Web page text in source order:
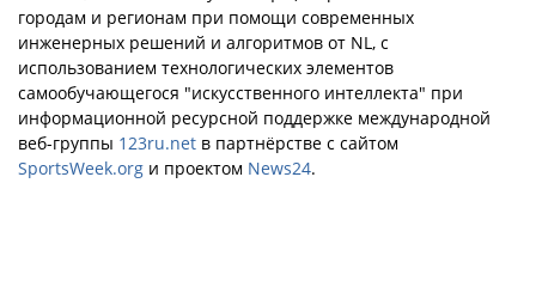
городам и регионам при помощи современных
инженерных решений и алгоритмов от NL, с
использованием технологических элементов
самообучающегося "искусственного интеллекта" при
информационной ресурсной поддержке международной
веб-группы 123ru.net в партнёрстве с сайтом
SportsWeek.org и проектом News24.